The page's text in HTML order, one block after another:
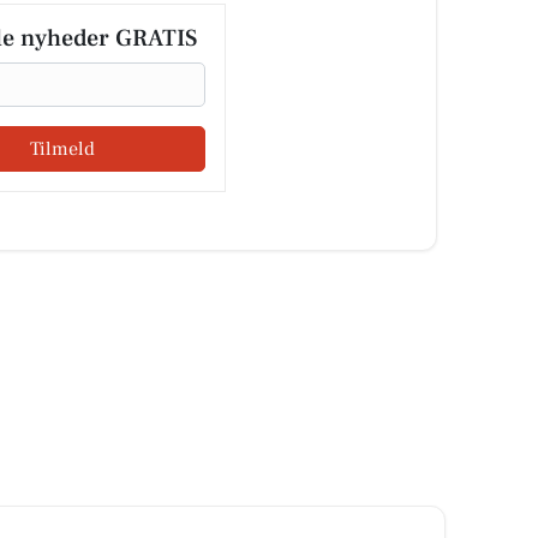
nyheder GRATIS
Tilmeld